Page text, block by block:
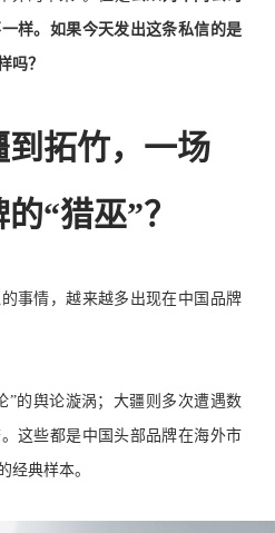
样。如果今天发出这条私信的是
吗？
拓竹，一场
“猎巫”？
事情，越来越多出现在中国品牌
”的舆论漩涡；大疆则多次遭遇数
这些都是中国头部品牌在海外市
经典样本。